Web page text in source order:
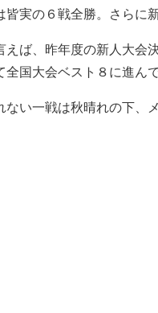
皆実の６戦全勝。さらに
えば、昨年度の新人大会
全国大会ベスト８に進んで
ない一戦は秋晴れの下、